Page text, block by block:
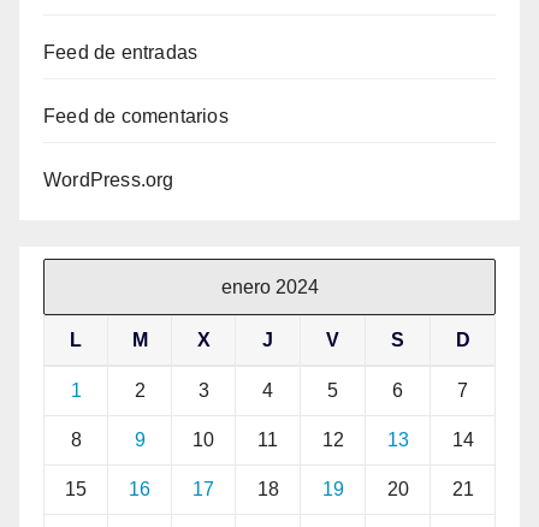
Feed de entradas
Feed de comentarios
WordPress.org
enero 2024
L M X J V S D
1 2 3 4 5 6 7
8 9 10 11 12 13 14
15 16 17 18 19 20 21